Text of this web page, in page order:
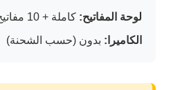
لوحة المفاتيح: كاملة + 10 مفاتيح رقمية
الكاميرا: بدون (حسب الشحنة)